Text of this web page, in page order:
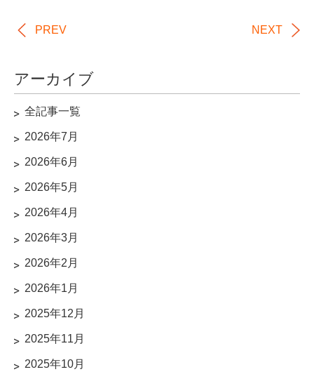
PREV NEXT
アーカイブ
全記事一覧
2026年7月
2026年6月
2026年5月
2026年4月
2026年3月
2026年2月
2026年1月
2025年12月
2025年11月
2025年10月